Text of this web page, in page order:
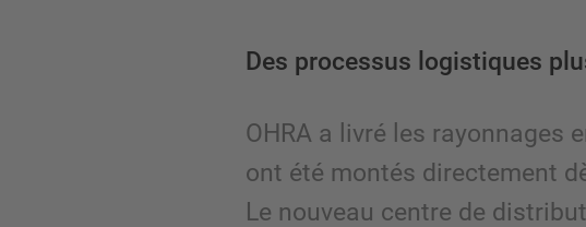
Des processus logistiques
OHRA a livré les rayonnages
ont été montés directement
Le nouveau centre de